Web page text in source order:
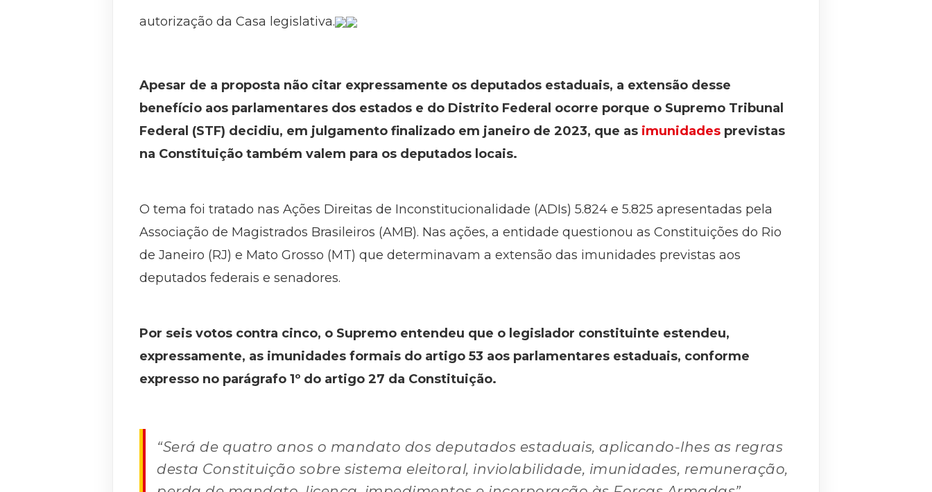
autorização da Casa legislativa.
Apesar de a proposta não citar expressamente os deputados estaduais, a extensão desse
benefício aos parlamentares dos estados e do Distrito Federal ocorre porque o Supremo Tribunal
Federal (STF) decidiu, em julgamento finalizado em janeiro de 2023, que as imunidades previstas
na Constituição também valem para os deputados locais.
O tema foi tratado nas Ações Direitas de Inconstitucionalidade (ADIs) 5.824 e 5.825 apresentadas pela
Associação de Magistrados Brasileiros (AMB). Nas ações, a entidade questionou as Constituições do Rio
de Janeiro (RJ) e Mato Grosso (MT) que determinavam a extensão das imunidades previstas aos
deputados federais e senadores.
Por seis votos contra cinco, o Supremo entendeu que o legislador constituinte estendeu,
expressamente, as imunidades formais do artigo 53 aos parlamentares estaduais, conforme
expresso no parágrafo 1º do artigo 27 da Constituição.
“Será de quatro anos o mandato dos deputados estaduais, aplicando-lhes as regras
desta Constituição sobre sistema eleitoral, inviolabilidade, imunidades, remuneração,